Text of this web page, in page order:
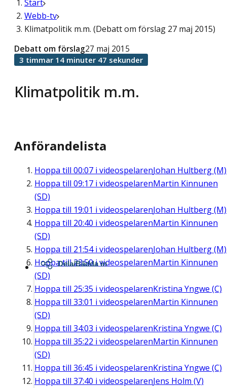
Start
Webb-tv
Klimatpolitik m.m. (Debatt om förslag 27 maj 2015)
Klimatpolitik m.m.
Debatt om förslag27 maj 2015
3 timmar 14 minuter 47 sekunder
Anförandelista
Hoppa till 00:07 i videospelarenJohan Hultberg (M)
Hoppa till 09:17 i videospelarenMartin Kinnunen
(SD)
Hoppa till 19:01 i videospelarenJohan Hultberg (M)
Hoppa till 20:40 i videospelarenMartin Kinnunen
(SD)
Hoppa till 21:54i videospelarenJohan Hultberg (M)
Hoppa till23:50i videospelarenMartin Kinnunen
(SD)
Hoppa till 25:35 i videospelarenKristina Yngwe (C)
Hoppa till 33:01 i videospelarenMartin Kinnunen
(SD)
Hoppa till 34:03 i videospelarenKristina Yngwe (C)
Hoppa till 35:22 i videospelarenMartin Kinnunen
(SD)
Hoppa till 36:45 i videospelarenKristina Yngwe (C)
Hoppa till 37:40 i videospelarenJens Holm (V)
Dela/Bädda in